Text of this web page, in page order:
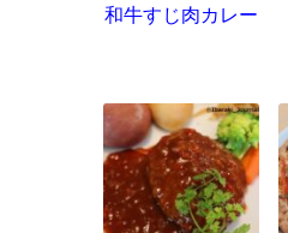
和牛すじ肉カレー